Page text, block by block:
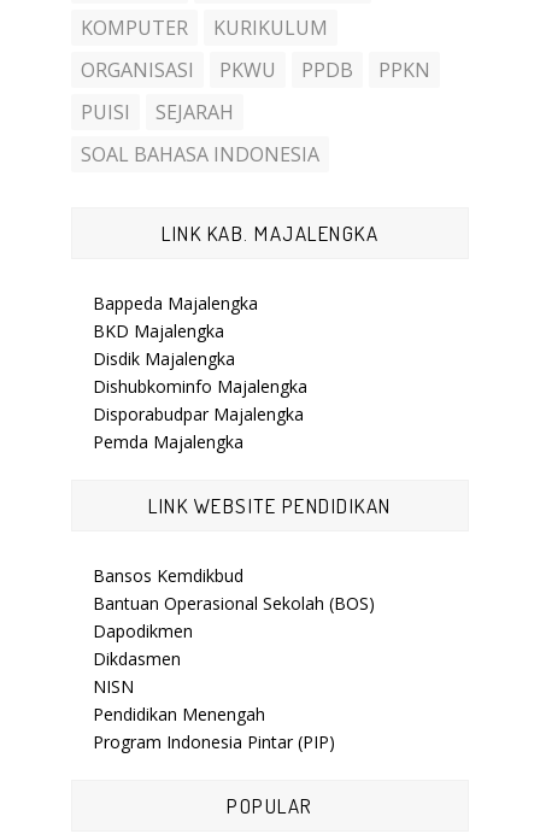
KOMPUTER
KURIKULUM
ORGANISASI
PKWU PPDB
PPKN
PUISI
SEJARAH
SOAL BAHASA INDONESIA
LINK KAB. MAJALENGKA
Bappeda Majalengka
BKD Majalengka
Disdik Majalengka
Dishubkominfo Majalengka
Disporabudpar Majalengka
Pemda Majalengka
LINK WEBSITE PENDIDIKAN
Bansos Kemdikbud
Bantuan Operasional Sekolah (BOS)
Dapodikmen
Dikdasmen
NISN
Pendidikan Menengah
Program Indonesia Pintar (PIP)
POPULAR